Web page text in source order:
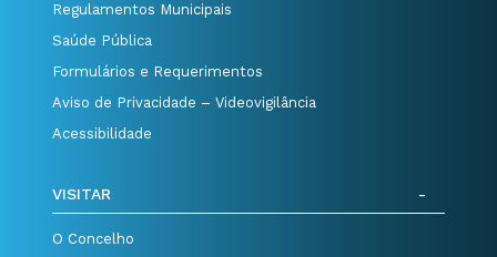
Regulamentos Municipais
Saúde Pública
Formulários e Requerimentos
Aviso de Privacidade – Videovigilância
Acessibilidade
VISITAR
O Concelho